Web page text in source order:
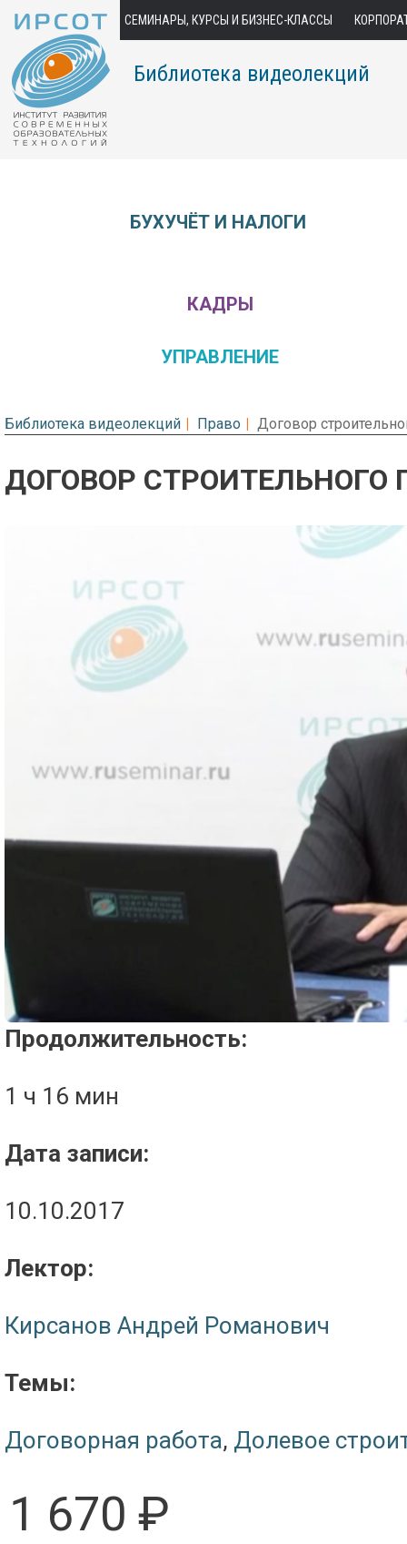
СЕМИНАРЫ, КУРСЫ И БИЗНЕС-КЛАССЫ
Библиотека видеолекций
БУХУЧЁТ И НАЛОГИ
КАДРЫ
УПРАВЛЕНИЕ
Библиотека видеолекций Право Договор
ДОГОВОР СТРОИТЕЛЬНОГО
Предварительный просмотр.
Продолжительность:
1 ч 16 мин
Дата записи:
10.10.2017
Лектор:
Кирсанов Андрей Романович
Темы:
Договорная работа, Долевое
1 670 ₽